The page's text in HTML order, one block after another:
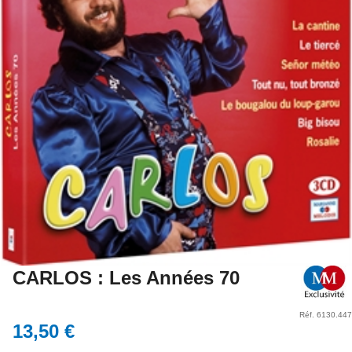
CARLOS : Les Années 70
Réf. 6130.447
13,50 €